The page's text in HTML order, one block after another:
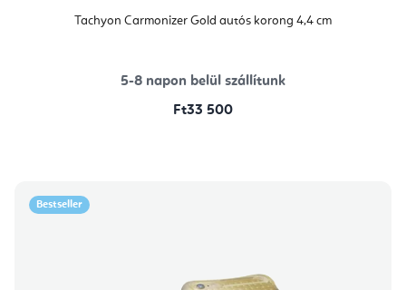
Tachyon Carmonizer Gold autós korong 4,4 cm
5-8 napon belül szállítunk
Ft33 500
Bestseller